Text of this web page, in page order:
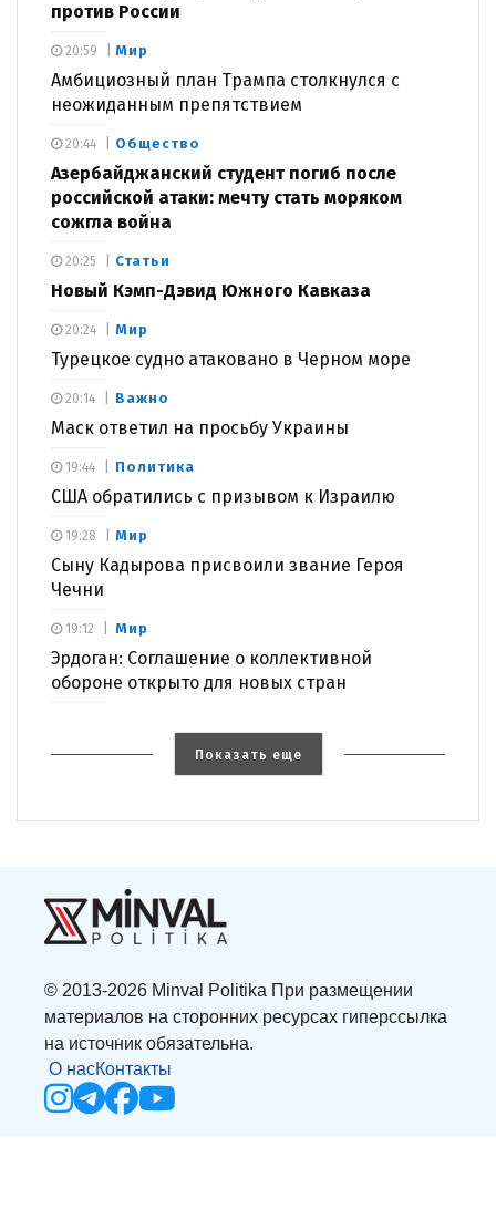
против России
Мир
Амбициозный план Трампа столкнулся с
неожиданным препятствием
20:59
Общество
Азербайджанский студент погиб после
российской атаки: мечту стать моряком
сожгла война
20:44
Статьи
Новый Кэмп-Дэвид Южного Кавказа
20:25
Мир
Турецкое судно атаковано в Черном море
20:24
Важно
Маск ответил на просьбу Украины
20:14
Политика
США обратились с призывом к Израилю
19:44
Мир
Сыну Кадырова присвоили звание Героя
Чечни
19:28
Мир
Эрдоган: Соглашение о коллективной
обороне открыто для новых стран
19:12
Показать еще
© 2013-2026 Minval Politika При размещении
материалов на сторонних ресурсах гиперссылка
на источник обязательна.
О насКонтакты